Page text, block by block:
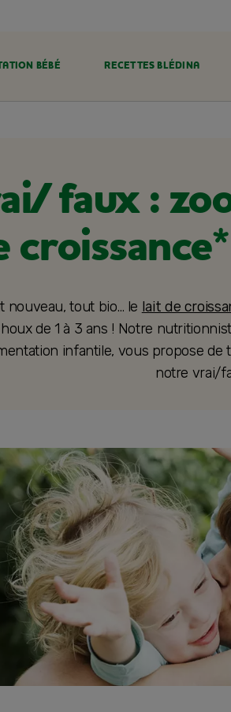
BÉBÉ RECETTES BLÉDINA
faux :
nouveau, tout bio… le lait de
de 1 à 3 ans ! Notre
infantile, vous propose de
notre vrai/